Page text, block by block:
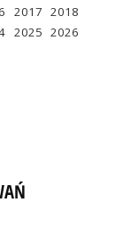
2017 2018
2025 2026